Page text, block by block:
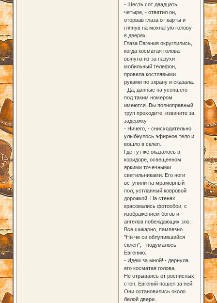
- Шесть сот двадцать
четыре, - ответил он,
оторвав глаза от карты и
глянув на мохнатую голову
в дверях.
Глаза Евгения округлились,
когда косматая голова
вынула из-за пазухи
мобильный телефон,
провела костлявыми
руками по экрану и сказала.
- Да, данные на усопшего
под таким номером
имеются. Вы полноправный
труп проходите, извините за
задержку.
- Ничего, - снисходительно
улыбнулось эфирное тело и
вошло в склеп.
Где тут же оказалось в
коридоре, освещенном
яркими точечными
светильниками. Его ноги
вступили на мраморный
пол, устланный ковровой
дорожкой. На стенах
красовались фотообои, с
изображением богов и
ангелов побеждающих зло.
Все шикарно, пампезно.
"Ни че си облупившийся
склеп", - подумалось
Евгению.
- Идем за мной! - дернула
его косматая голова.
Не отрываясь от росписных
стен, Евгений пошел за ней.
Они остановились около
белой двери.